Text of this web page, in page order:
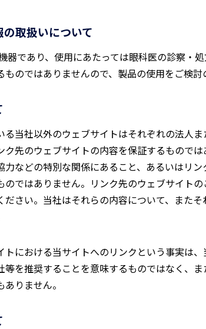
取扱いについて
であり、使用にあたっては眼科医の診察・
のではありませんので、製品の使用をご検討
る当社以外のウェブサイトはそれぞれの法人
ク先のウェブサイトの内容を保証するもので
力などの特別な関係にあること、あるいはリ
のではありません。リンク先のウェブサイト
ださい。当社はそれらの内容について、また
トにおける当サイトへのリンクという事実は
等を推奨することを意味するものではなく、
りません。